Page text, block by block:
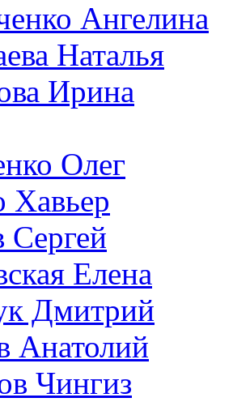
Ангелина
Наталья
Ирина
Олег
Хавьер
Сергей
Елена
Дмитрий
Анатолий
Чингиз